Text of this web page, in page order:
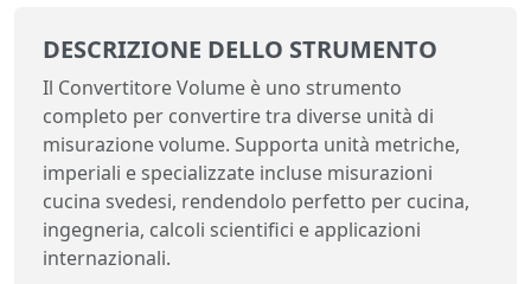
DESCRIZIONE DELLO STRUMENTO
Il Convertitore Volume è uno strumento
completo per convertire tra diverse unità di
misurazione volume. Supporta unità metriche,
imperiali e specializzate incluse misurazioni
cucina svedesi, rendendolo perfetto per cucina,
ingegneria, calcoli scientifici e applicazioni
internazionali.